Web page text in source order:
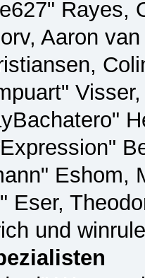
Rayes,
Aaron
Eshom,
Eser,
und